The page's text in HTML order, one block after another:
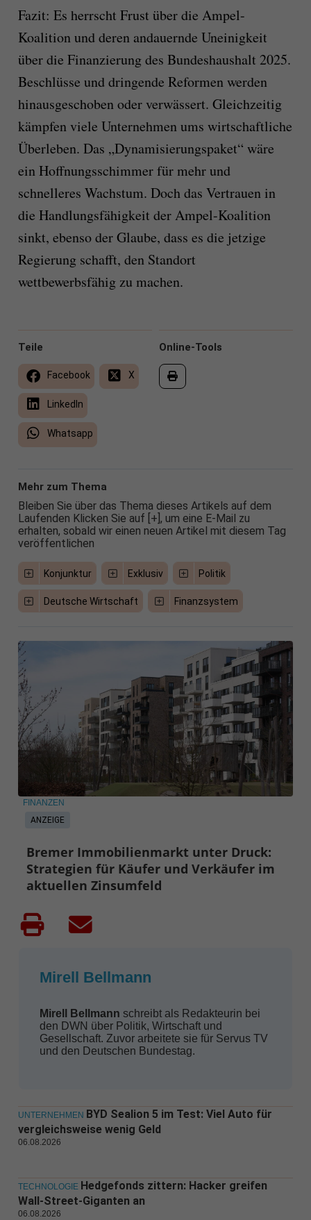
Fazit: Es herrscht Frust über die Ampel-
Koalition und deren andauernde Uneinigkeit
über die Finanzierung des Bundeshaushalt 2025.
Beschlüsse und dringende Reformen werden
hinausgeschoben oder verwässert. Gleichzeitig
kämpfen viele Unternehmen ums wirtschaftliche
Überleben. Das „Dynamisierungspaket“ wäre
ein Hoffnungsschimmer für mehr und
schnelleres Wachstum. Doch das Vertrauen in
die Handlungsfähigkeit der Ampel-Koalition
sinkt, ebenso der Glaube, dass es die jetzige
Regierung schafft, den Standort
wettbewerbsfähig zu machen.
Online-Tools
Teile
Facebook X
LinkedIn
Whatsapp
Mehr zum Thema
Bleiben Sie über das Thema dieses Artikels auf dem
Laufenden Klicken Sie auf [+], um eine E-Mail zu
erhalten, sobald wir einen neuen Artikel mit diesem Tag
veröffentlichen
Konjunktur Exklusiv Politik
Deutsche Wirtschaft Finanzsystem
ANZEIGE
FINANZEN
Bremer Immobilienmarkt unter Druck:
Strategien für Käufer und Verkäufer im
aktuellen Zinsumfeld
Mirell Bellmann
Mirell Bellmann schreibt als Redakteurin bei
den DWN über Politik, Wirtschaft und
Gesellschaft. Zuvor arbeitete sie für Servus TV
und den Deutschen Bundestag.
UNTERNEHMEN BYD Sealion 5 im Test: Viel Auto für
vergleichsweise wenig Geld
06.08.2026
TECHNOLOGIE Hedgefonds zittern: Hacker greifen
Wall-Street-Giganten an
06.08.2026